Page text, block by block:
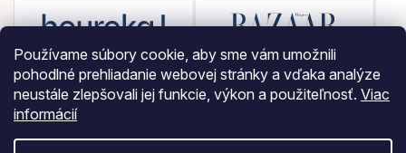
Používame súbory cookie, aby sme vám umožnili
pohodlné prehliadanie webovej stránky a vďaka analýze
neustále zlepšovali jej funkcie, výkon a použiteľnosť. Viac
informácií